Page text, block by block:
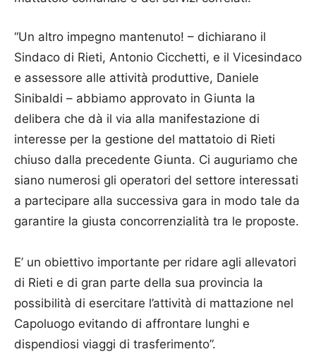
“Un altro impegno mantenuto! – dichiarano il
Sindaco di Rieti, Antonio Cicchetti, e il Vicesindaco
e assessore alle attività produttive, Daniele
Sinibaldi – abbiamo approvato in Giunta la
delibera che dà il via alla manifestazione di
interesse per la gestione del mattatoio di Rieti
chiuso dalla precedente Giunta. Ci auguriamo che
siano numerosi gli operatori del settore interessati
a partecipare alla successiva gara in modo tale da
garantire la giusta concorrenzialità tra le proposte.
E’ un obiettivo importante per ridare agli allevatori
di Rieti e di gran parte della sua provincia la
possibilità di esercitare l’attività di mattazione nel
Capoluogo evitando di affrontare lunghi e
dispendiosi viaggi di trasferimento”.